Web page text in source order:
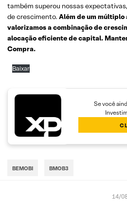
também superou nossas
de crescimento. Além de um
valorizamos a combinação de
alocação eficiente de capital.
Compra.
Baixar
Se você
BEMOBI BMOB3
14/